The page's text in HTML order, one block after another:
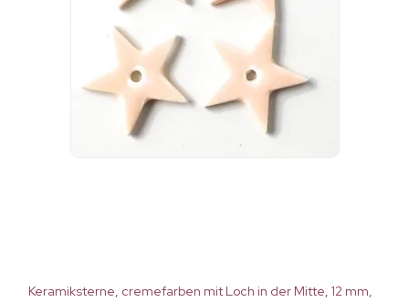
Keramiksterne, cremefarben mit Loch in der Mitte, 12 mm,